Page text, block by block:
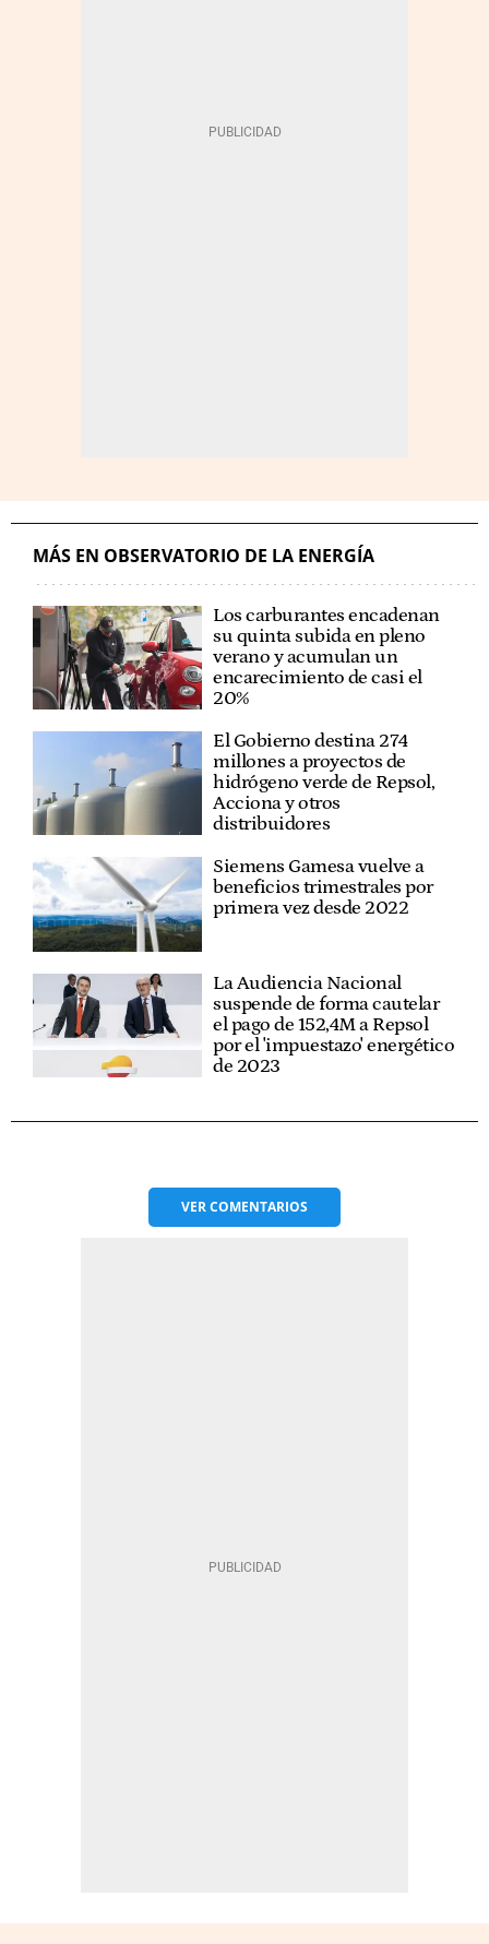
MÁS EN OBSERVATORIO DE LA ENERGÍA
Los carburantes encadenan
su quinta subida en pleno
verano y acumulan un
encarecimiento de casi el
20%
El Gobierno destina 274
millones a proyectos de
hidrógeno verde de Repsol,
Acciona y otros
distribuidores
Siemens Gamesa vuelve a
beneficios trimestrales por
primera vez desde 2022
La Audiencia Nacional
suspende de forma cautelar
el pago de 152,4M a Repsol
por el 'impuestazo' energético
de 2023
VERCOMENTARIOS